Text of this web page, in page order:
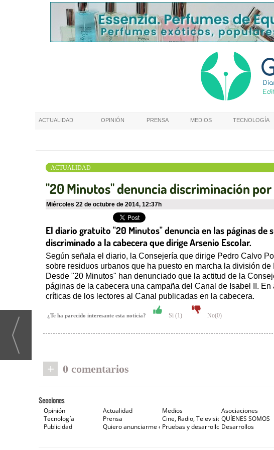
ACTUALIDAD OPINIÓN PRENSA MEDIOS TECNOLOGÍA
ACTUALIDAD
"20 Minutos" denuncia discriminación
miércoles 22 de octubre de 2014, 12:37h
El diario gratuito "20 Minutos" denuncia en las páginas de
discriminado a la cabecera que dirige Arsenio Escolar.
Según señala el diario, la Consejería que dirige Pedro Calvo
sobre residuos urbanos que ha puesto en marcha la división
Desde "20 Minutos" han denunciado que la actitud de la
páginas de la cabecera una campaña del Canal de Isabel II.
críticas de los lectores al Canal publicadas en la cabecera.
¿Te ha parecido interesante esta noticia? Si (1) No(0)
+ 0 comentarios
Secciones
Opinión Actualidad Medios
Asociaciones
Tecnología
Prensa Cine, Radio, Televisión e Internet
QUÍENES SOMOS
Publicidad
Quiero anunciarme en Gaceta de Prensa
Pruebas y desarrollosDesarrollos